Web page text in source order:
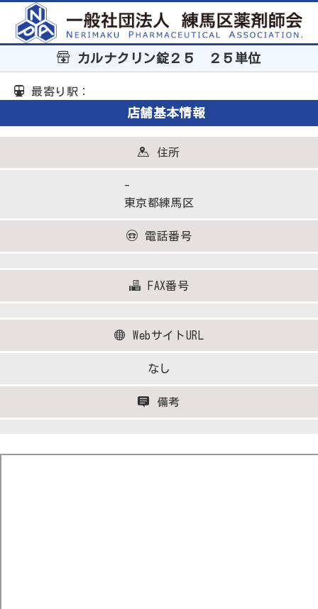
カルナクリン錠２５ ２５単位
最寄り駅：
店舗基本情報
住所
-
東京都練馬区
電話番号
FAX番号
WebサイトURL
なし
備考